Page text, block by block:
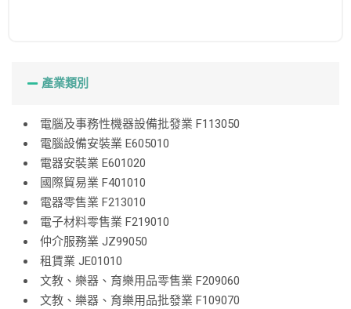
產業類別
電腦及事務性機器設備批發業 F113050
電腦設備安裝業 E605010
電器安裝業 E601020
國際貿易業 F401010
電器零售業 F213010
電子材料零售業 F219010
仲介服務業 JZ99050
租賃業 JE01010
文教、樂器、育樂用品零售業 F209060
文教、樂器、育樂用品批發業 F109070